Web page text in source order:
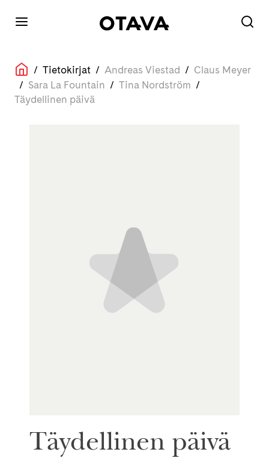
/Tietokirjat /Andreas Viestad / Claus Meyer
/ Sara La Fountain /Tina Nordström /
Täydellinen päivä
Täydellinen päivä